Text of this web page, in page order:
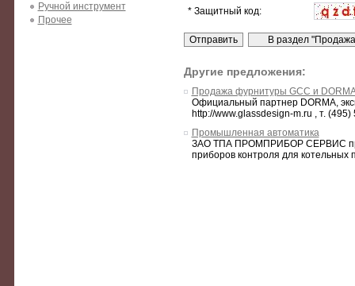
Ручной инструмент
Прочее
* Защитный код:
Другие предложения:
Продажа фурнитуры GCC и
Официальный партнер DORMA,
http://www.glassdesign-m.ru , т.
Промышленная автоматика
ЗАО ТПА ПРОМПРИБОР СЕРВИС
приборов контроля для котельных